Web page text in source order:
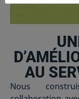
AU
Nous